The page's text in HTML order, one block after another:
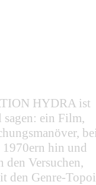
HYDRA ist
ein Film,
1970ern hin und
Versuchen,
den Genre-